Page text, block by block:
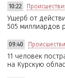
10:22
Ущерб от
505 миллиардов
09:40
11 человек
на Курскую